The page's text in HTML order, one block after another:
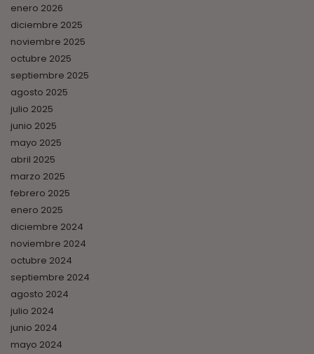
enero 2026
diciembre 2025
noviembre 2025
octubre 2025
septiembre 2025
agosto 2025
julio 2025
junio 2025
mayo 2025
abril 2025
marzo 2025
febrero 2025
enero 2025
diciembre 2024
noviembre 2024
octubre 2024
septiembre 2024
agosto 2024
julio 2024
junio 2024
mayo 2024